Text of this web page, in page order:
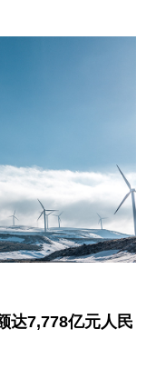
达7,778亿元人民